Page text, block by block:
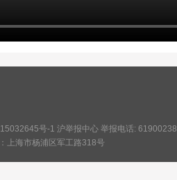
号-1 沪举报中心 举报电话: 61900238
上海市杨浦区军工路318号